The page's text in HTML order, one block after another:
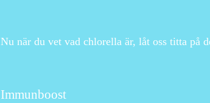
Nu när du vet vad chlorella är, låt oss titta på
Immunboost